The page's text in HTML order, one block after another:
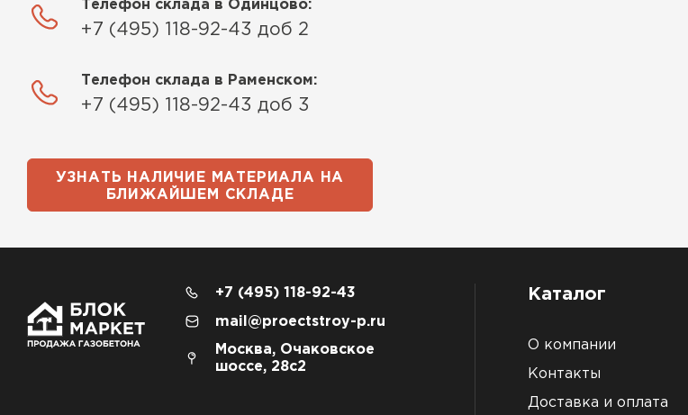
Телефон склада в Одинцово:
+7 (495) 118-92-43 доб 2
Телефон склада в Раменском:
+7 (495) 118-92-43 доб 3
УЗНАТЬ НАЛИЧИЕ МАТЕРИАЛА НА
БЛИЖАЙШЕМ СКЛАДЕ
+7 (495) 118-92-43
mail@proectstroy-p.ru
Москва, Очаковское
шоссе, 28с2
Каталог
О компании
Контакты
Доставка и оплата